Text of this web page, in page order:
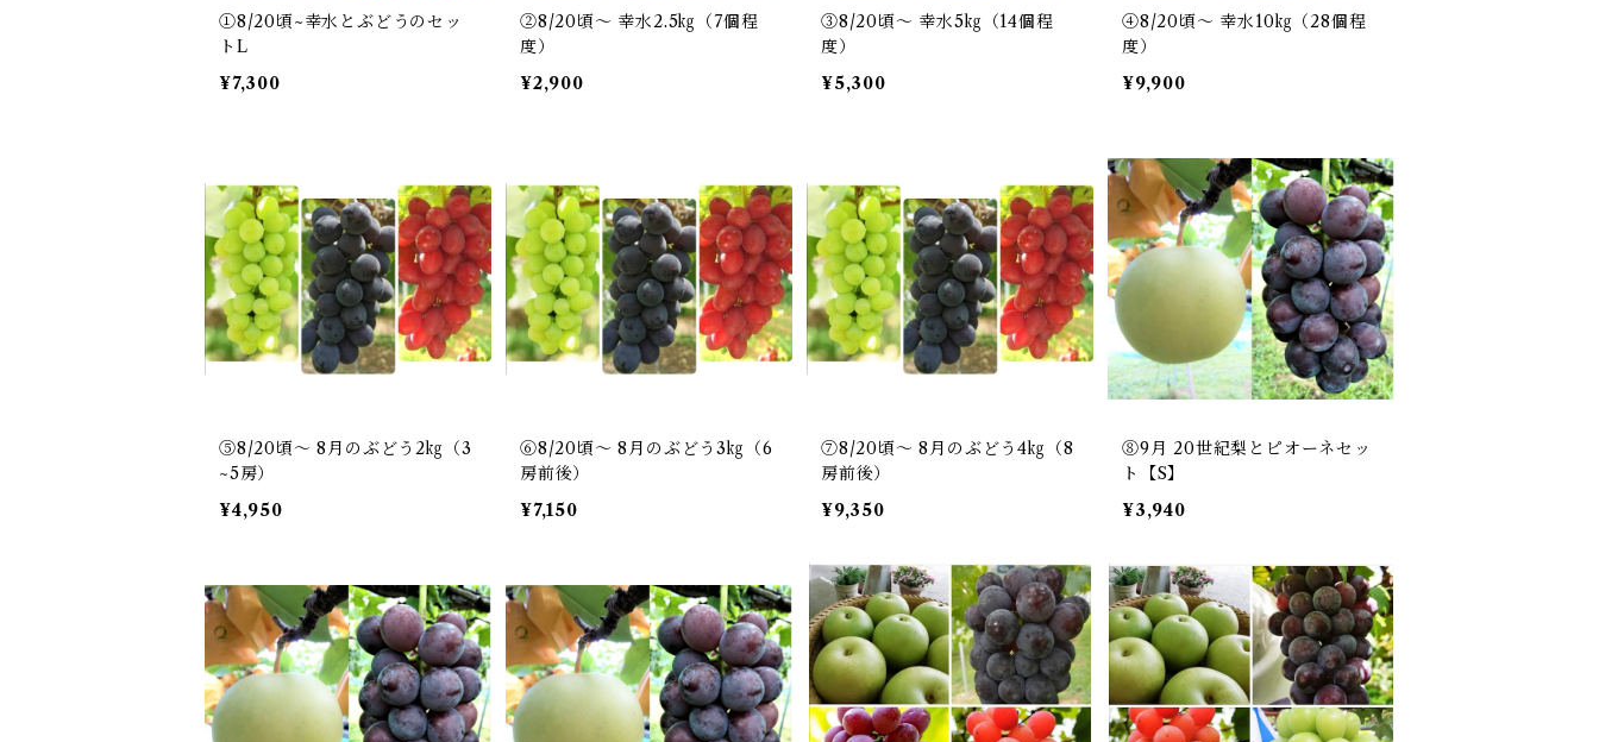
①8/20頃~幸水とぶどうのセッ
トL
¥7,300
②8/20頃～ 幸水2.5㎏（7個程
度）
¥2,900
③8/20頃～ 幸水5㎏（14個程
度）
¥5,300
④8/20頃～ 幸水10㎏（28個程
度）
¥9,900
⑤8/20頃～ 8月のぶどう2㎏（3
~5房）
¥4,950
⑥8/20頃～ 8月のぶどう3㎏（6
房前後）
¥7,150
⑦8/20頃～ 8月のぶどう4㎏（8
房前後）
¥9,350
⑧9月 20世紀梨とピオーネセッ
ト【S】
¥3,940